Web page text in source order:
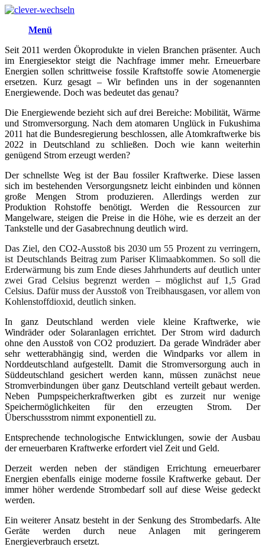
Menü
Seit 2011 werden Ökoprodukte in vielen Branchen präsenter. Auch
im Energiesektor steigt die Nachfrage immer mehr. Erneuerbare
Energien sollen schrittweise fossile Kraftstoffe sowie Atomenergie
ersetzen. Kurz gesagt – Wir befinden uns in der sogenannten
Energiewende. Doch was bedeutet das genau?
Die Energiewende bezieht sich auf drei Bereiche: Mobilität, Wärme
und Stromversorgung. Nach dem atomaren Unglück in Fukushima
2011 hat die Bundesregierung beschlossen, alle Atomkraftwerke bis
2022 in Deutschland zu schließen. Doch wie kann weiterhin
genügend Strom erzeugt werden?
Der schnellste Weg ist der Bau fossiler Kraftwerke. Diese lassen
sich im bestehenden Versorgungsnetz leicht einbinden und können
große Mengen Strom produzieren. Allerdings werden zur
Produktion Rohstoffe benötigt. Werden die Ressourcen zur
Mangelware, steigen die Preise in die Höhe, wie es derzeit an der
Tankstelle und der Gasabrechnung deutlich wird.
Das Ziel, den CO2-Ausstoß bis 2030 um 55 Prozent zu verringern,
ist Deutschlands Beitrag zum Pariser Klimaabkommen. So soll die
Erderwärmung bis zum Ende dieses Jahrhunderts auf deutlich unter
zwei Grad Celsius begrenzt werden – möglichst auf 1,5 Grad
Celsius. Dafür muss der Ausstoß von Treibhausgasen, vor allem von
Kohlenstoffdioxid, deutlich sinken.
In ganz Deutschland werden viele kleine Kraftwerke, wie
Windräder oder Solaranlagen errichtet. Der Strom wird dadurch
ohne den Ausstoß von CO2 produziert. Da gerade Windräder aber
sehr wetterabhängig sind, werden die Windparks vor allem in
Norddeutschland aufgestellt. Damit die Stromversorgung auch in
Süddeutschland gesichert werden kann, müssen zunächst neue
Stromverbindungen über ganz Deutschland verteilt gebaut werden.
Neben Pumpspeicherkraftwerken gibt es zurzeit nur wenige
Speichermöglichkeiten für den erzeugten Strom. Der
Überschussstrom nimmt exponentiell zu.
Entsprechende technologische Entwicklungen, sowie der Ausbau
der erneuerbaren Kraftwerke erfordert viel Zeit und Geld.
Derzeit werden neben der ständigen Errichtung erneuerbarer
Energien ebenfalls einige moderne fossile Kraftwerke gebaut. Der
immer höher werdende Strombedarf soll auf diese Weise gedeckt
werden.
Ein weiterer Ansatz besteht in der Senkung des Strombedarfs. Alte
Geräte werden durch neue Anlagen mit geringerem
Energieverbrauch ersetzt.